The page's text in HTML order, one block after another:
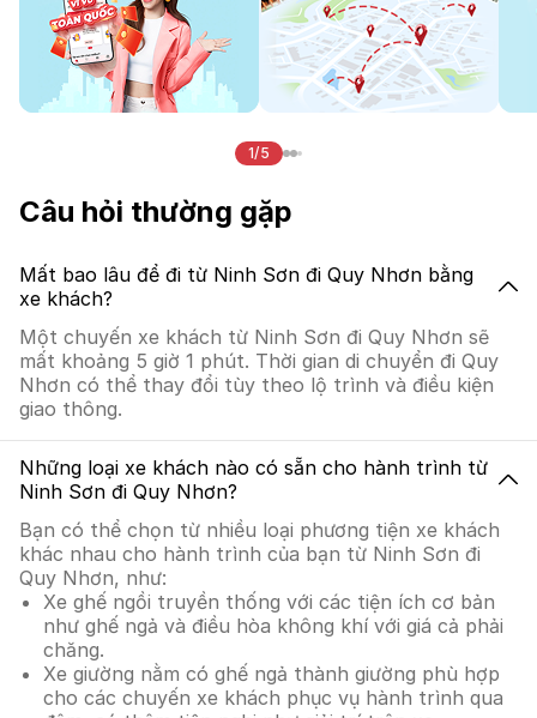
1/5
Câu hỏi thường gặp
Mất bao lâu để đi từ Ninh Sơn đi Quy Nhơn bằng
xe khách?
Một chuyến xe khách từ Ninh Sơn đi Quy Nhơn sẽ
mất khoảng 5 giờ 1 phút. Thời gian di chuyển đi Quy
Nhơn có thể thay đổi tùy theo lộ trình và điều kiện
giao thông.
Những loại xe khách nào có sẵn cho hành trình từ
Ninh Sơn đi Quy Nhơn?
Bạn có thể chọn từ nhiều loại phương tiện xe khách
khác nhau cho hành trình của bạn từ Ninh Sơn đi
Quy Nhơn, như:
Xe ghế ngồi truyền thống với các tiện ích cơ bản
như ghế ngả và điều hòa không khí với giá cả phải
chăng.
Xe giường nằm có ghế ngả thành giường phù hợp
cho các chuyến xe khách phục vụ hành trình qua